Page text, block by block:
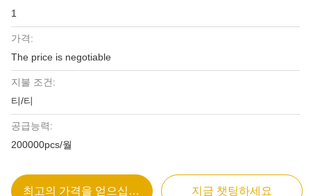
1
가격:
The price is negotiable
지불 조건:
티/티
공급능력:
200000pcs/월
최고의 가격을 얻으십시오 지금 챗팅하세요